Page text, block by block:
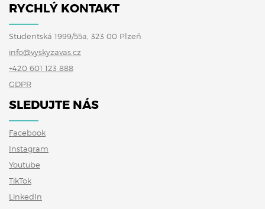
RYCHLÝ KONTAKT
Studentská 1999/55a, 323 00 Plzeň
info@vyskyzavas.cz
+420 601 123 888
GDPR
SLEDUJTE NÁS
Facebook
Instagram
Youtube
TikTok
LinkedIn